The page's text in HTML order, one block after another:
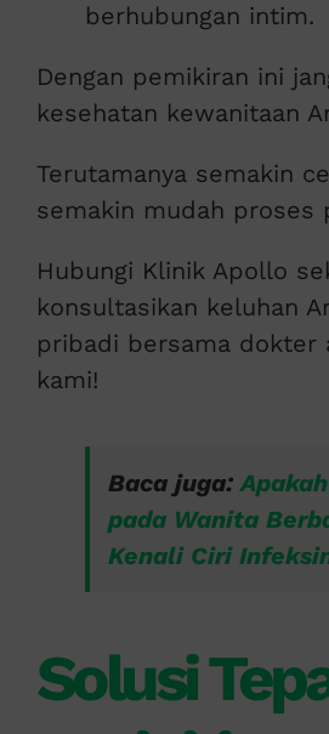
berhubungan intim.
Dengan pemikiran ini
kesehatan kewanitaan
Terutamanya semakin
semakin mudah proses
Hubungi Klinik Apollo
konsultasikan keluhan
pribadi bersama dokter
kami!
Baca juga:
pada Wanita
Kenali Ciri
Solusi